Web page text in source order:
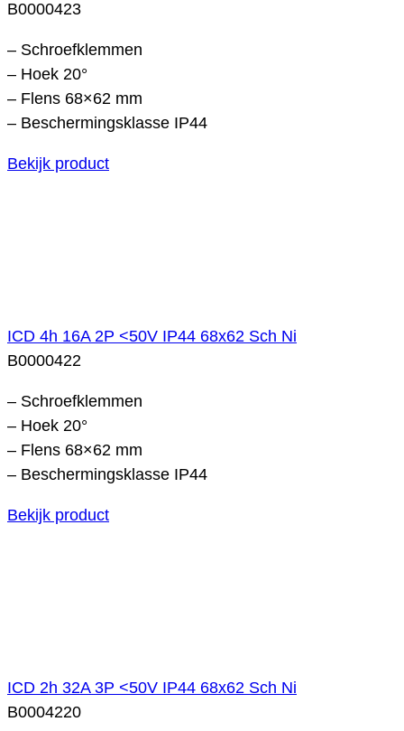
B0000423
– Schroefklemmen
– Hoek 20°
– Flens 68×62 mm
– Beschermingsklasse IP44
Bekijk product
ICD 4h 16A 2P <50V IP44 68x62 Sch Ni
B0000422
– Schroefklemmen
– Hoek 20°
– Flens 68×62 mm
– Beschermingsklasse IP44
Bekijk product
ICD 2h 32A 3P <50V IP44 68x62 Sch Ni
B0004220